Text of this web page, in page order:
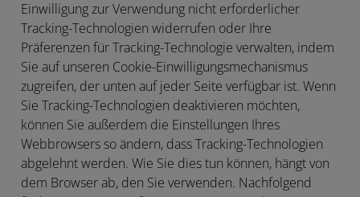
Einwilligung zur Verwendung nicht erforderlicher
Tracking-Technologien widerrufen oder Ihre
Präferenzen für Tracking-Technologie verwalten, indem
Sie auf unseren Cookie-Einwilligungsmechanismus
zugreifen, der unten auf jeder Seite verfügbar ist. Wenn
Sie Tracking-Technologien deaktivieren möchten,
können Sie außerdem die Einstellungen Ihres
Webbrowsers so ändern, dass Tracking-Technologien
abgelehnt werden. Wie Sie dies tun können, hängt von
dem Browser ab, den Sie verwenden. Nachfolgend